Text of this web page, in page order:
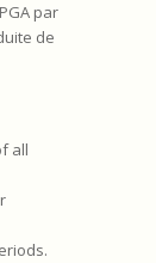
par
de
all